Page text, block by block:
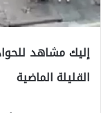
إليك مشاهد
القليلة الماضية